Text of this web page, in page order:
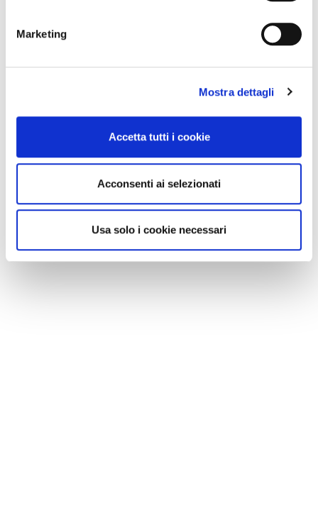
Marketing
Mostra dettagli
Accetta tutti i cookie
Acconsenti ai selezionati
Usa solo i cookie necessari